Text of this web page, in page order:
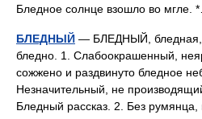
Бледное солнце взошло во
БЛЕДНЫЙ — БЛЕДНЫЙ, бледная,
бледно. 1. Слабоокрашенный,
сожжено и раздвинуто бледное
Незначительный, не
Бледный рассказ. 2. Без